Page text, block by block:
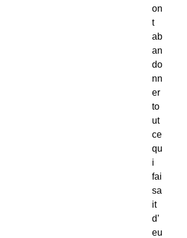
on
t
ab
an
do
nn
er
to
ut
ce
qu
i
fai
sa
it
d’
eu